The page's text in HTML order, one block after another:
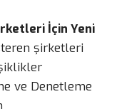
İçin Yeni
şirketleri
ve Denetleme